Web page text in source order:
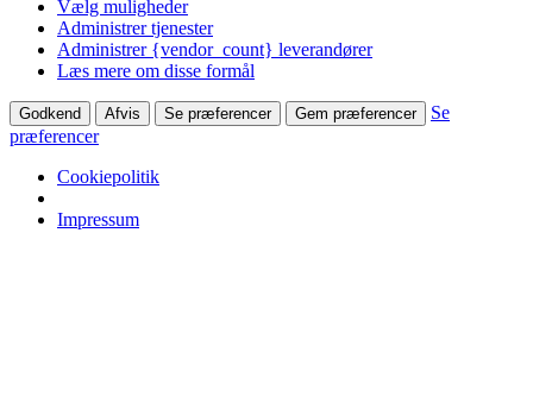
Vælg muligheder
Administrer tjenester
Administrer {vendor_count} leverandører
Læs mere om disse formål
Godkend Afvis Se præferencer Gem præferencer
Se
præferencer
Cookiepolitik
Impressum